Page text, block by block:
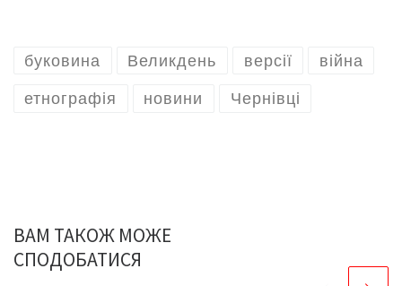
буковина Великдень версії війна
етнографія новини Чернівці
ВАМ ТАКОЖ МОЖЕ
СПОДОБАТИСЯ